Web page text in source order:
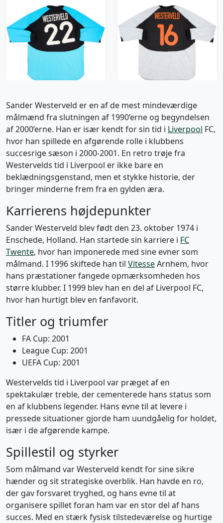
2001 Netherlands
Match Issue GK Shirt
Westerveld #22
2088 kr / £239.99
2000-02 Netherlands
Player Issue GK Shirt
Westerveld #16 - 8/10
- (XXL)
1566 kr / £179.99
Sander Westerveld er en af de mest mindeværdige
målmænd fra slutningen af 1990’erne og begyndelsen
af 2000’erne. Han er især kendt for sin tid i Liverpool FC,
hvor han spillede en afgørende rolle i klubbens
succesrige sæson i 2000-2001. En retro trøje fra
Westervelds tid i Liverpool er ikke bare en
beklædningsgenstand, men et stykke historie, der
bringer minderne frem fra en gylden æra.
Karrierens højdepunkter
Sander Westerveld blev født den 23. oktober 1974 i
Enschede, Holland. Han startede sin karriere i FC
Twente, hvor han imponerede med sine evner som
målmand. I 1996 skiftede han til VitesseArnhem, hvor
hans præstationer fangede opmærksomheden hos
større klubber. I 1999 blev han en del af Liverpool FC,
hvor han hurtigt blev en fanfavorit.
Titler og triumfer
FA Cup: 2001
League Cup: 2001
UEFA Cup: 2001
Westervelds tid i Liverpool var præget af en
spektakulær treble, der cementerede hans status som
en af klubbens legender. Hans evne til at levere i
pressede situationer gjorde ham uundgåelig for holdet,
især i de afgørende kampe.
Spillestil og styrker
Som målmand var Westerveld kendt for sine sikre
hænder og sit strategiske overblik. Han havde en ro,
der gav forsvaret tryghed, og hans evne til at
organisere spillet foran ham var en stor del af hans
succes. Med en stærk fysisk tilstedeværelse og hurtige